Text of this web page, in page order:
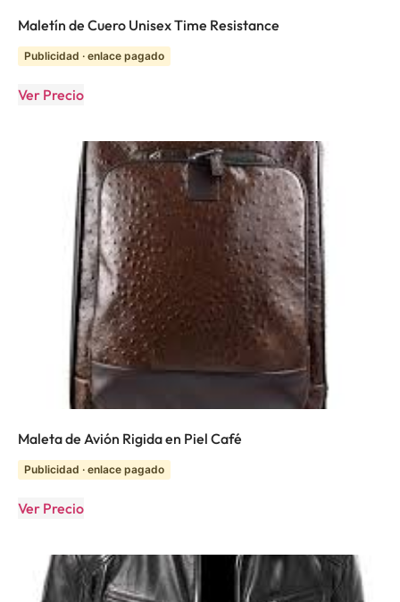
Maletín de Cuero Unisex Time Resistance
Publicidad · enlace pagado
Ver Precio
Maleta de Avión Rigida en Piel Café
Publicidad · enlace pagado
Ver Precio